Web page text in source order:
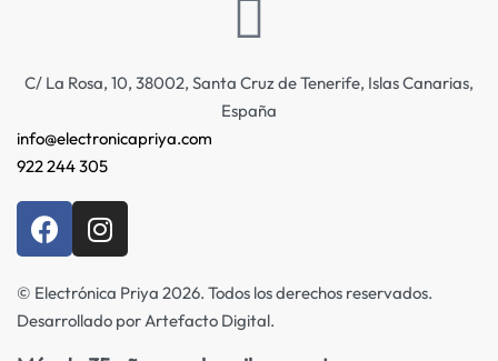
C/ La Rosa, 10, 38002, Santa Cruz de Tenerife, Islas Canarias,
España
info@electronicapriya.com
922 244 305
© Electrónica Priya 2026. Todos los derechos reservados.
Desarrollado por Artefacto Digital.